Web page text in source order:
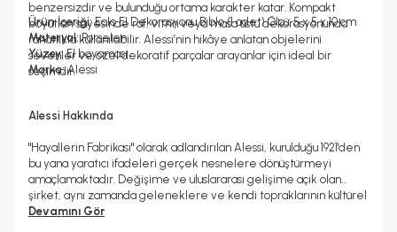
benzersizdir ve bulunduğu ortama karakter katar. Kompakt
boyutları sayesinde raf, vitrin veya masa üstü dekorasyonunda
rahatlıkla kullanılabilir. Alessi’nin hikâye anlatan objelerini
sevenler ve özel dekoratif parçalar arayanlar için ideal bir
seçimdir.
Ürün İçeriği:
Eolo El Dekorasyonu Biblo (1 adet) Ölçü: 5 x 5 x 10 cm
Materyal:Porselen
Yüzey:El boyaması
Marka:Alessi
Alessi Hakkında
"Hayallerin Fabrikası" olarak adlandırılan Alessi, kurulduğu 1921'den
bu yana yaratıcı ifadeleri gerçek nesnelere dönüştürmeyi
amaçlamaktadır. Değişime ve uluslararası gelişime açık olan
şirket, aynı zamanda geleneklere ve kendi topraklarının kültürel
geçmişine de derinden bağlıdır. Alessi'nin misyonu, sıradan olanı
Devamını Gör